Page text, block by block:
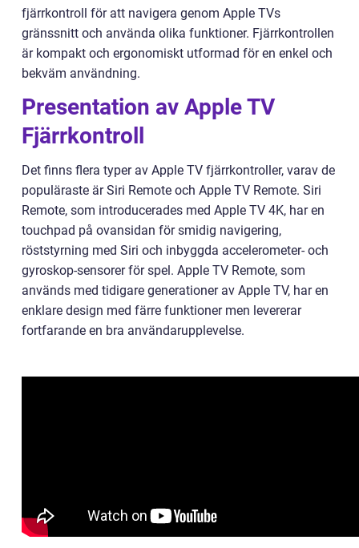
fjärrkontroll för att navigera genom Apple TVs
gränssnitt och använda olika funktioner. Fjärrkontrollen
är kompakt och ergonomiskt utformad för en enkel och
bekväm användning.
Presentation av Apple TV
Fjärrkontroll
Det finns flera typer av Apple TV fjärrkontroller, varav de
populäraste är Siri Remote och Apple TV Remote. Siri
Remote, som introducerades med Apple TV 4K, har en
touchpad på ovansidan för smidig navigering,
röststyrning med Siri och inbyggda accelerometer- och
gyroskop-sensorer för spel. Apple TV Remote, som
används med tidigare generationer av Apple TV, har en
enklare design med färre funktioner men levererar
fortfarande en bra användarupplevelse.